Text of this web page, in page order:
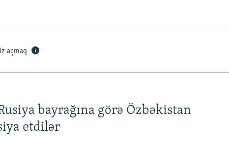
açmaq
bayrağına görə Özbəkistan
etdilər